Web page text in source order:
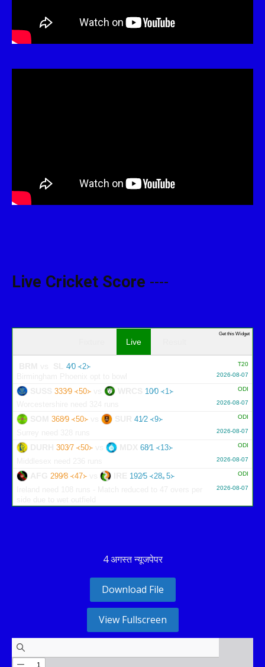
Live Cricket Score ----
Live
T20
4∕0 ᚜2᚛
2026-08-07
ODI
SUSS 333∕9 ᚜50᚛vs WRCS 10∕0 ᚜1᚛
2026-08-07
ODI
SOM 368∕9 ᚜50᚛vs SUR 41∕2 ᚜9᚛
2026-08-07
ODI
DURH 303∕7 ᚜50᚛vs MDX 68∕1 ᚜13᚛
2026-08-07
ODI
AFG 299∕8 ᚜47᚛vs IRE 192∕5 ᚜28｡5᚛
2026-08-07
Get this Widget
4 अगस्त न्यूजपेपर
Download File
View Fullscreen